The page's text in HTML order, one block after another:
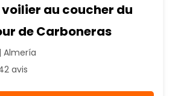
voilier au coucher du
de Carboneras
Almería
avis